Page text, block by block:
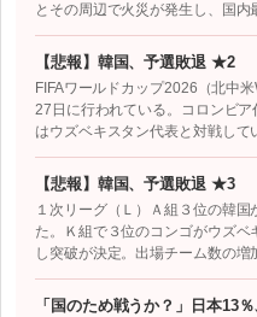
とその周辺で火災が発生し、国
【悲報】韓国、予選敗退 ★2
FIFAワールドカップ2026（北中
27日に行われている。コロンビ
はウズベキスタン代表と対戦し
【悲報】韓国、予選敗退 ★3
１次リーグ（Ｌ）Ａ組３位の韓
た。Ｋ組で３位のコンゴがウズ
し突破が決定。出場チーム数の
「国のため戦うか？」日本13